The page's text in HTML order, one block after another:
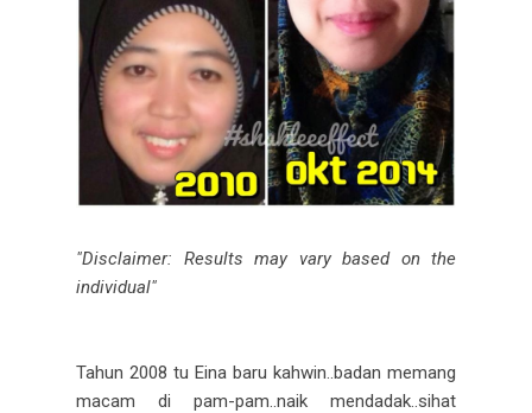
"Disclaimer: Results may vary based on the
individual"
Tahun 2008 tu Eina baru kahwin..badan memang
macam di pam-pam..naik mendadak..sihat